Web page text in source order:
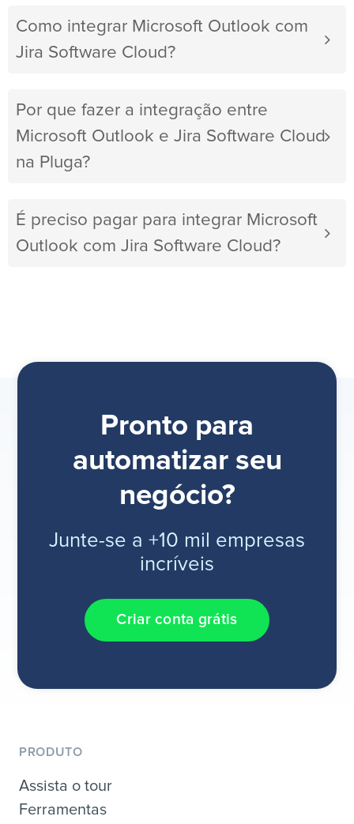
Como integrar Microsoft Outlook com
Jira Software Cloud?
Por que fazer a integração entre
Microsoft Outlook e Jira Software Cloud
na Pluga?
É preciso pagar para integrar Microsoft
Outlook com Jira Software Cloud?
Pronto para
automatizar seu
negócio?
Junte-se a +10 mil empresas
incríveis
Criar conta grátis
PRODUTO
Assista o tour
Ferramentas